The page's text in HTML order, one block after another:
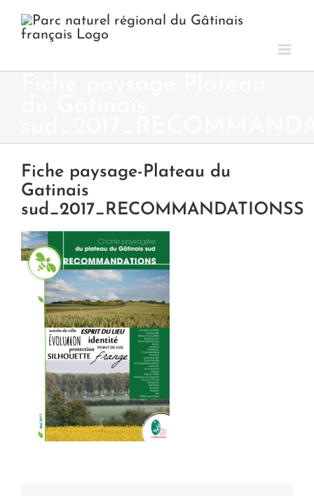
contenu
Fiche paysage-Plateau du
Gatinais
sud_2017_RECOMMANDATIONSS